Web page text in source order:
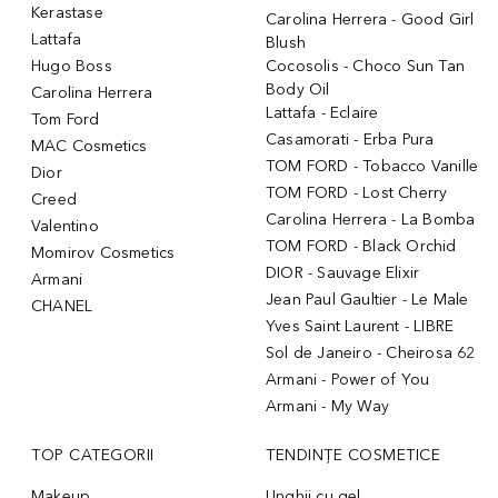
Kerastase
Lattafa
Hugo Boss
Carolina Herrera
Tom Ford
MAC Cosmetics
Dior
Creed
Valentino
Momirov Cosmetics
Armani
CHANEL
Carolina Herrera - Good Girl
Blush
Cocosolis - Choco Sun Tan
Body Oil
Lattafa - Eclaire
Casamorati - Erba Pura
TOM FORD - Tobacco Vanille
TOM FORD - Lost Cherry
Carolina Herrera - La Bomba
TOM FORD - Black Orchid
DIOR - Sauvage Elixir
Jean Paul Gaultier - Le Male
Yves Saint Laurent - LIBRE
Sol de Janeiro - Cheirosa 62
Armani - Power of You
Armani - My Way
TOP CATEGORII TENDINȚE COSMETICE